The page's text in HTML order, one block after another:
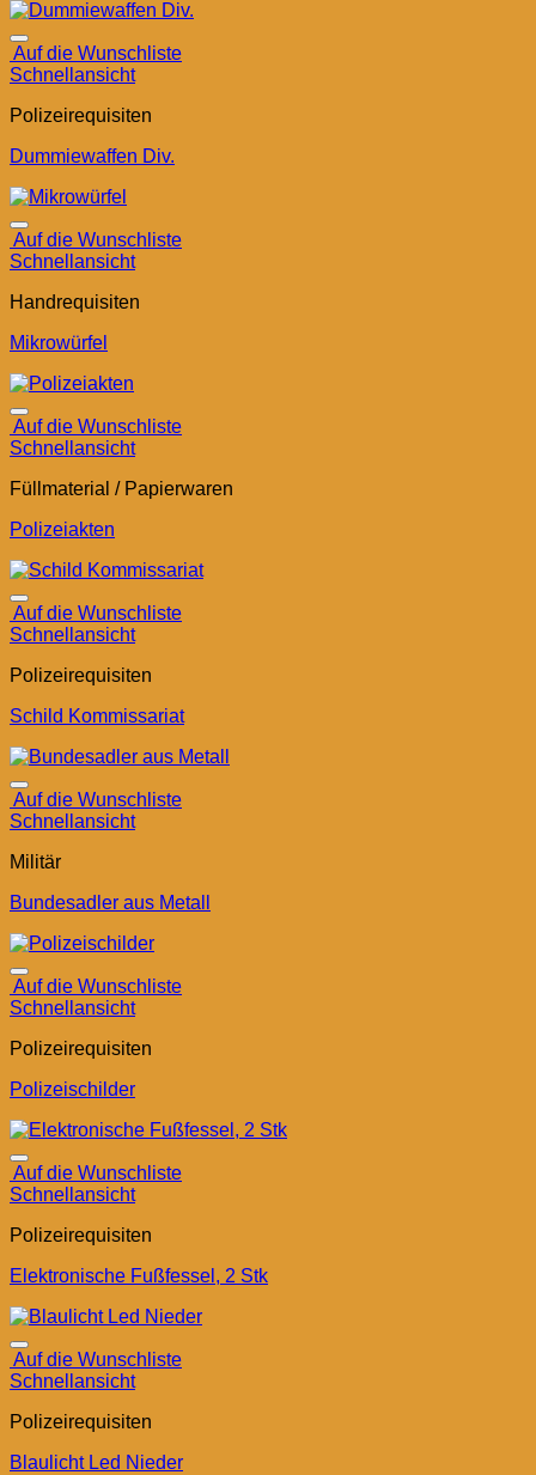
Auf die Wunschliste
Schnellansicht
Polizeirequisiten
Dummiewaffen Div.
Auf die Wunschliste
Schnellansicht
Handrequisiten
Mikrowürfel
Auf die Wunschliste
Schnellansicht
Füllmaterial / Papierwaren
Polizeiakten
Auf die Wunschliste
Schnellansicht
Polizeirequisiten
Schild Kommissariat
Auf die Wunschliste
Schnellansicht
Militär
Bundesadler aus Metall
Auf die Wunschliste
Schnellansicht
Polizeirequisiten
Polizeischilder
Auf die Wunschliste
Schnellansicht
Polizeirequisiten
Elektronische Fußfessel, 2 Stk
Auf die Wunschliste
Schnellansicht
Polizeirequisiten
Blaulicht Led Nieder